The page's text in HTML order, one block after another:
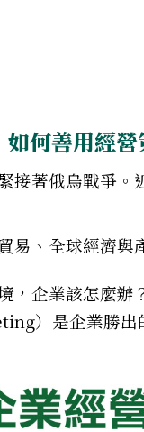
何善用經
接著俄烏戰爭
易、全球經濟與
，企業該怎麼辦
）是企業勝出